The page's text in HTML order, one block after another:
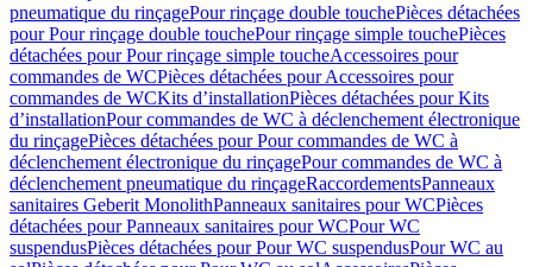
pneumatique du rinçagePour rinçage double touchePièces détachées
pour Pour rinçage double touchePour rinçage simple touchePièces
détachées pour Pour rinçage simple toucheAccessoires pour
commandes de WCPièces détachées pour Accessoires pour
commandes de WCKits d’installationPièces détachées pour Kits
d’installationPour commandes de WC à déclenchement électronique
du rinçagePièces détachées pour Pour commandes de WC à
déclenchement électronique du rinçagePour commandes de WC à
déclenchement pneumatique du rinçageRaccordementsPanneaux
sanitaires Geberit MonolithPanneaux sanitaires pour WCPièces
détachées pour Panneaux sanitaires pour WCPour WC
suspendusPièces détachées pour Pour WC suspendusPour WC au